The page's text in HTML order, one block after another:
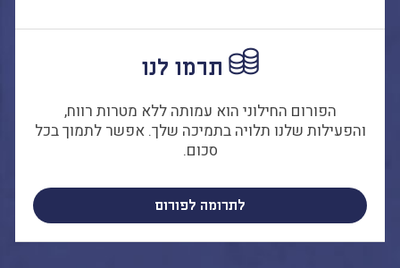
בפייסבוק
תרמו לנו
הפורום החילוני הוא עמותה ללא מטרות רווח,
והפעילות שלנו תלויה בתמיכה שלך. אפשר לתמוך בכל
סכום.
לתרומה לפורום